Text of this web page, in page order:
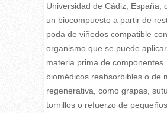
Universidad de Cádiz, España,
un biocompuesto a partir de
poda de viñedos compatible
organismo que se puede
materia prima de componentes
biomédicos reabsorbibles o de
regenerativa, como grapas,
tornillos o refuerzo de pequeños